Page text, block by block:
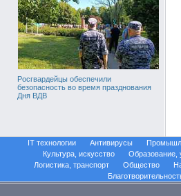
Росгвардейцы обеспечили
безопасность во время празднования
Дня ВДВ
IT технологии Антивирусы
Культура, искусство
Образование,
Логистика, транспорт
Общество